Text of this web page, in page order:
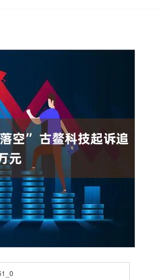
北证50 1122.88